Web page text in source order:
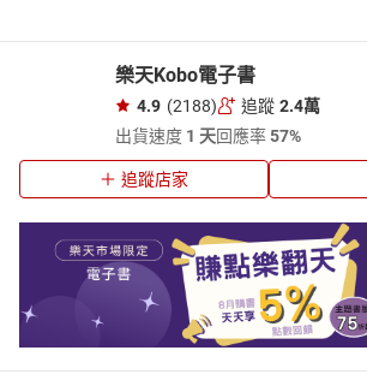
樂天Kobo電子書
4.9 (2188) 追蹤 2.4萬
出貨速度 1 天回應率57%
追蹤店家